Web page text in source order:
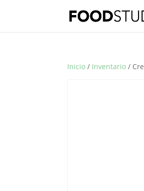
Inicio / Inventario /